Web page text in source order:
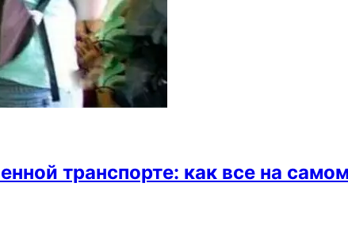
транспорте: как все на